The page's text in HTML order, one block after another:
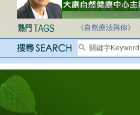
法治社會並不等同
《自然療法與你》